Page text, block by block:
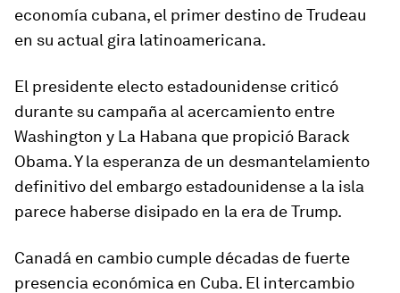
economía cubana, el primer destino de Trudeau
en su actual gira latinoamericana.
El presidente electo estadounidense criticó
durante su campaña al acercamiento entre
Washington y La Habana que propició Barack
Obama. Y la esperanza de un desmantelamiento
definitivo del embargo estadounidense a la isla
parece haberse disipado en la era de Trump.
Canadá en cambio cumple décadas de fuerte
presencia económica en Cuba. El intercambio